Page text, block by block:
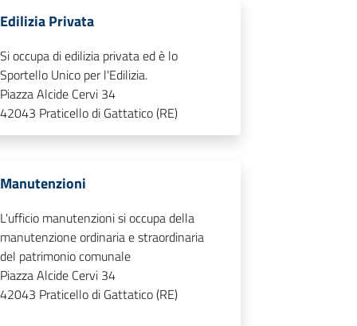
Edilizia Privata
Si occupa di edilizia privata ed è lo
Sportello Unico per l'Edilizia.
Piazza Alcide Cervi 34
42043 Praticello di Gattatico (RE)
Manutenzioni
L'ufficio manutenzioni si occupa della
manutenzione ordinaria e straordinaria
del patrimonio comunale
Piazza Alcide Cervi 34
42043 Praticello di Gattatico (RE)